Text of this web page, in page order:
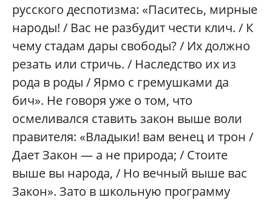
русского деспотизма: «Паситесь, мирные
народы! / Вас не разбудит чести клич. / К
чему стадам дары свободы? / Их должно
резать или стричь. / Наследство их из
рода в роды / Ярмо с гремушками да
бич». Не говоря уже о том, что
осмеливался ставить закон выше воли
правителя: «Владыки! вам венец и трон /
Дает Закон — а не природа; / Стоите
выше вы народа, / Но вечный выше вас
Закон». Зато в школьную программу